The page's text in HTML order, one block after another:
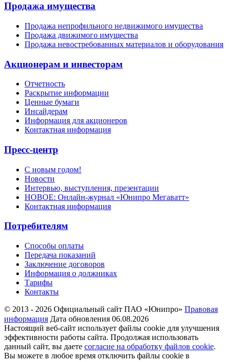
Продажа имущества
Продажа непрофильного недвижимого имущества
Продажа движимого имущества
Продажа невостребованных материалов и оборудования
Акционерам и инвесторам
Отчетность
Раскрытие информации
Ценные бумаги
Инсайдерам
Информация для акционеров
Контактная информация
Пресс-центр
С новым годом!
Новости
Интервью, выступления, презентации
НОВОЕ: Онлайн-журнал «Юнипро Мегаватт»
Контактная информация
Потребителям
Способы оплаты
Передача показаний
Заключение договоров
Информация о должниках
Тарифы
Контакты
© 2013 - 2026 Официальный сайт ПАО «Юнипро» Правовая
информация Дата обновления 06.08.2026
Настоящий веб-сайт использует файлы cookie для улучшения
эффективности работы сайта. Продолжая использовать
данный сайт, вы даете согласие на обработку файлов cookie.
Вы можете в любое время отключить файлы cookie в